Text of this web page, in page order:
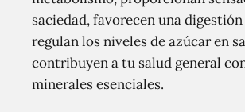
saciedad, favorecen una digestión
regulan los niveles de azúcar en
contribuyen a tu salud general
minerales esenciales.